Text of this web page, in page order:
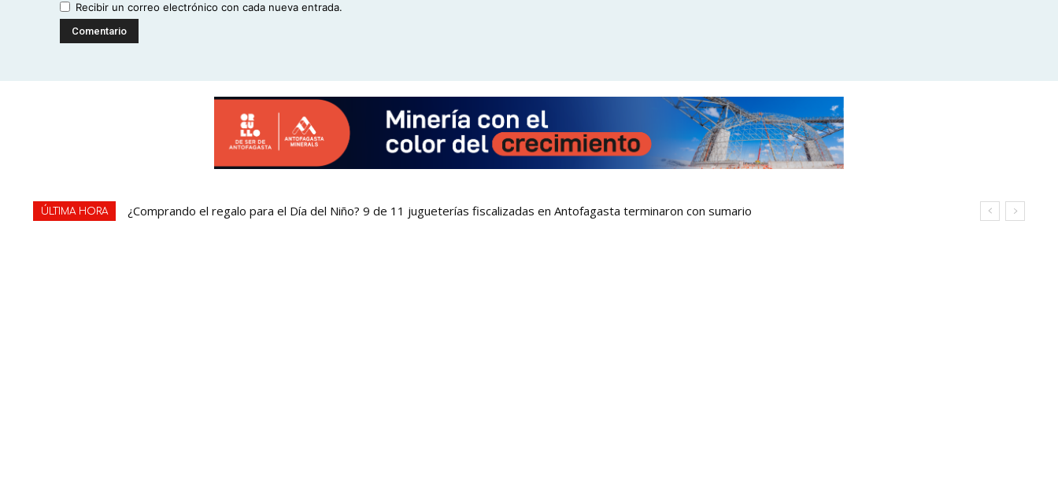
Recibir un correo electrónico con cada nueva entrada.